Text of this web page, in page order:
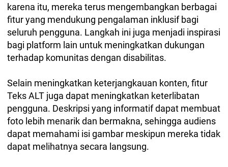
karena itu, mereka terus mengembangkan berbagai
fitur yang mendukung pengalaman inklusif bagi
seluruh pengguna. Langkah ini juga menjadi inspirasi
bagi platform lain untuk meningkatkan dukungan
terhadap komunitas dengan disabilitas.
Selain meningkatkan keterjangkauan konten, fitur
Teks ALT juga dapat meningkatkan keterlibatan
pengguna. Deskripsi yang informatif dapat membuat
foto lebih menarik dan bermakna, sehingga audiens
dapat memahami isi gambar meskipun mereka tidak
dapat melihatnya secara langsung.